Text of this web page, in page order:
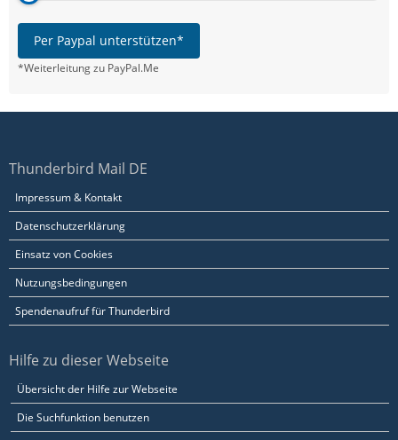
Per Paypal unterstützen*
*Weiterleitung zu PayPal.Me
Thunderbird Mail DE
Impressum & Kontakt
Datenschutzerklärung
Einsatz von Cookies
Nutzungsbedingungen
Spendenaufruf für Thunderbird
Hilfe zu dieser Webseite
Übersicht der Hilfe zur Webseite
Die Suchfunktion benutzen